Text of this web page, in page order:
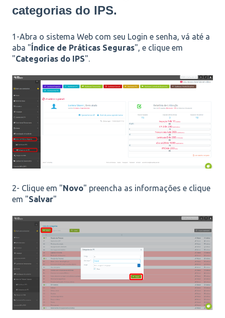
categorias do IPS.
1-Abra o sistema Web com seu Login e senha, vá até a
aba "Índice de Práticas Seguras", e clique em
"Categorias do IPS".
2- Clique em "Novo" preencha as informações e clique
em "Salvar"